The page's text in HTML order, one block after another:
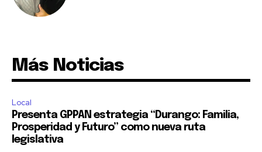
Más Noticias
Local
Presenta GPPAN estrategia “Durango: Familia,
Prosperidad y Futuro” como nueva ruta
legislativa